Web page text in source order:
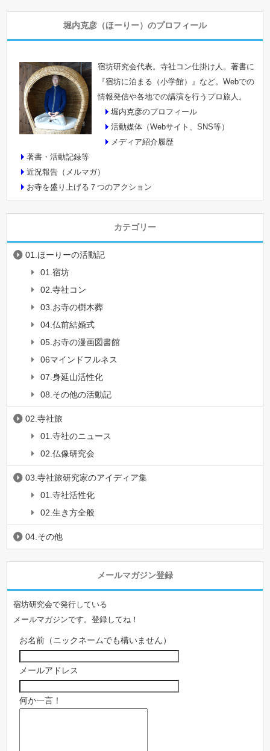
堀内克彦（ほーりー）のプロフィール
宿坊研究会代表。寺社コン仕掛け人。著書に
『宿坊に泊まる（小学館）』など。Webでの
情報発信や各地での講演を行うプロ旅人。
堀内克彦のプロフィール
活動媒体（Webサイト、SNS等）
メディア紹介履歴
著書・活動記録等
近況報告（メルマガ）
お寺を盛り上げる７つのアクション
カテゴリー
01.ほーりーの活動記
01.宿坊
02.寺社コン
03.お寺の樹木葬
04.仏前結婚式
05.お寺の漫画図書館
06マインドフルネス
07.身延山活性化
08.その他の活動記
02.寺社旅
01.寺社のニュース
02.仏像研究会
03.寺社旅研究家のアイディア集
01.寺社活性化
02.生き方全般
04.その他
メールマガジン登録
宿坊研究会で発行している
メールマガジンです。登録してね！
お名前（ニックネームでも構いません）
メールアドレス
何か一言！